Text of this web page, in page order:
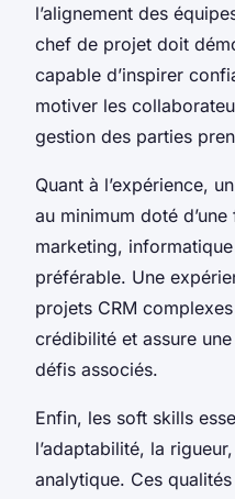
l’alignement des
chef de projet doit
capable d’inspirer
motiver les
gestion des parties
Quant à l’expérience,
au minimum doté
marketing,
préférable. Une
projets CRM
crédibilité et assure
défis associés.
Enfin, les soft skills
l’adaptabilité, la
analytique. Ces